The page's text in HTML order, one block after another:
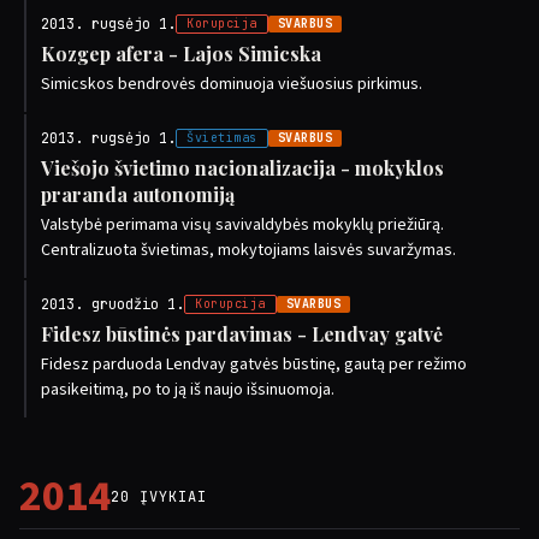
2013. rugsėjo 1. Korupcija SVARBUS
Kozgep afera - Lajos Simicska
Simicskos bendrovės dominuoja viešuosius pirkimus.
2013. rugsėjo 1. Švietimas SVARBUS
Viešojo švietimo nacionalizacija - mokyklos
praranda autonomiją
Valstybė perimama visų savivaldybės mokyklų priežiūrą.
Centralizuota švietimas, mokytojiams laisvės suvaržymas.
2013. gruodžio 1. Korupcija SVARBUS
Fidesz būstinės pardavimas - Lendvay gatvė
Fidesz parduoda Lendvay gatvės būstinę, gautą per režimo
pasikeitimą, po to ją iš naujo išsinuomoja.
201420 ĮVYKIAI